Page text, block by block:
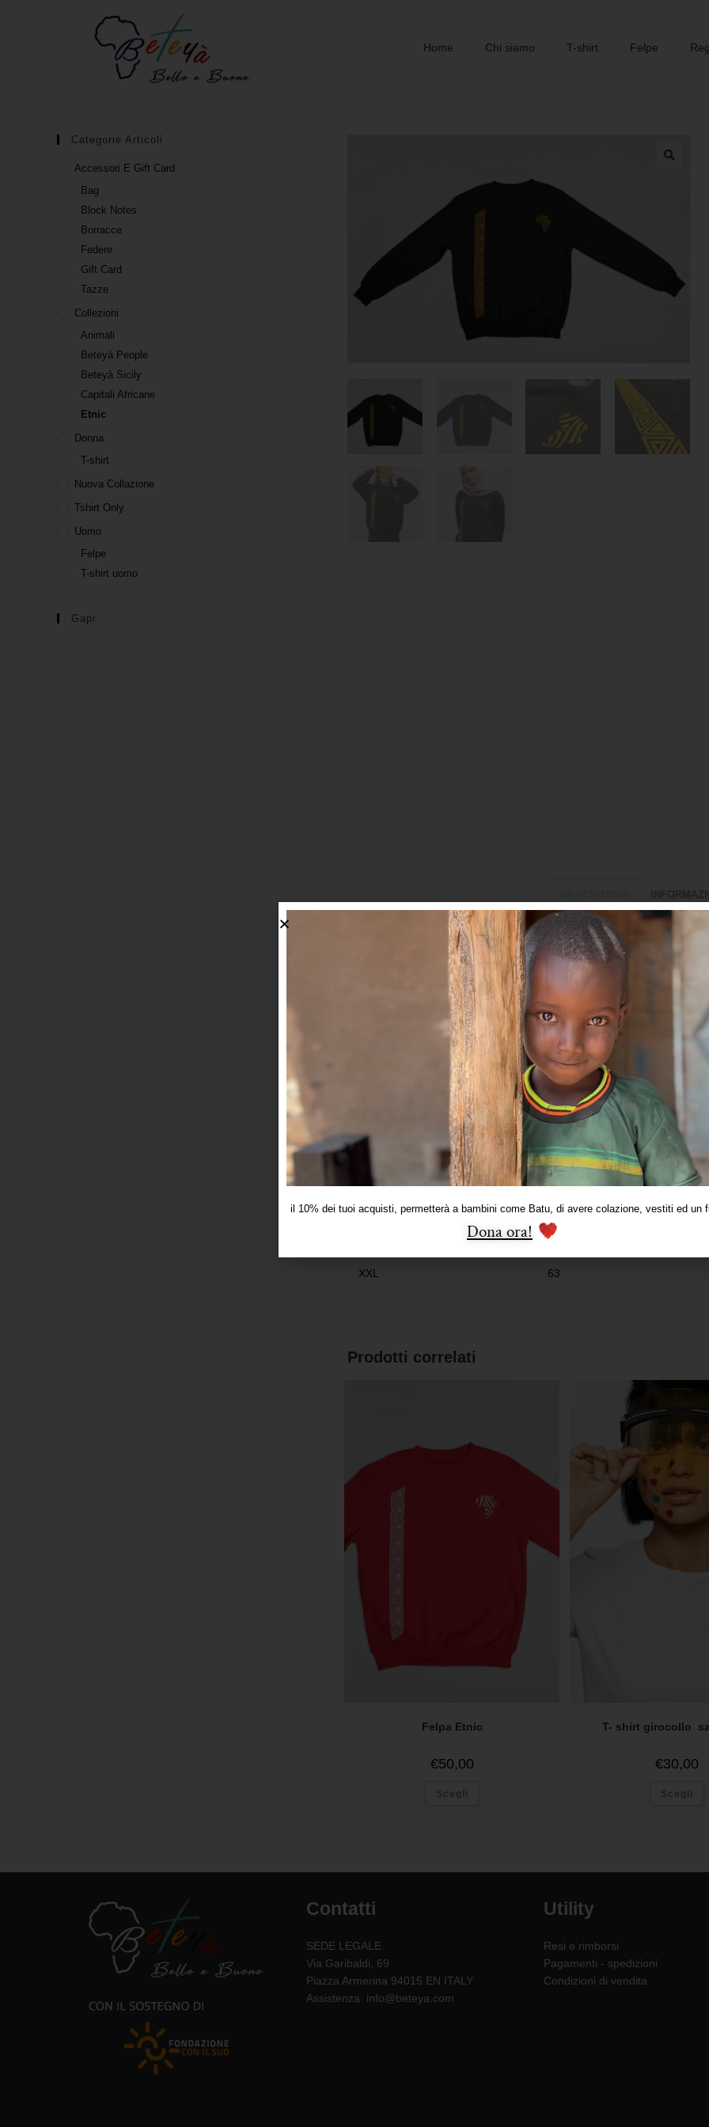
Home Chi siamo T-shirt Felpe
Felpa girocollo, polsi colletto e fondo in costina, manica raglan per
Guida taglie vedi mail precedente
In informazioni aggiuntive:
Composizione: 65% cotone 35% poliestere
Taglie: S, M, L, XL, XXL
Petto
S
54
L 57
60
XXL 63
Prodotti correlati
Felpa Etnic
€50,00
Scegli
T- shirt girocollo
€30,00
Scegli
Categorie Articoli
Accessori E Gift Card
Bag
Block Notes
Borracce
Federe
Gift Card
Tazze
Collezioni
Animali
Beteyà People
Beteyà Sicily
Capitali Africane
Etnic
Donna
T-shirt
Nuova Collazione
Tshirt Only
Uomo
Felpe
T-shirt uomo
Gapi
Contatti
SEDE LEGALE
Via Garibaldi, 69
Piazza Armerina 94015 EN ITALY
Assistenza: info@beteya.com
Utility
Resi e rimborsi
Pagamenti - spedizioni
Condizioni di vendita
il 10% dei tuoi acquisti, permetterà a bambini come Batu, di avere colazione, vestiti ed un
Dona ora!